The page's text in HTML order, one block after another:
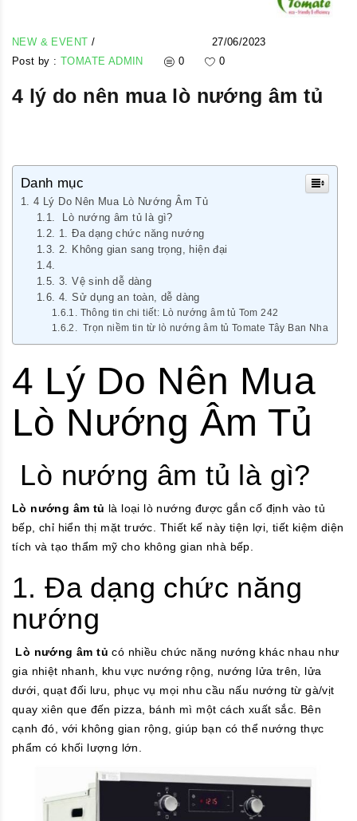
NEW & EVENT /
27/06/2023
Post by :TOMATE ADMIN 0 0
4 lý do nên mua lò nướng âm tủ
Danh mục
4 Lý Do Nên Mua Lò Nướng Âm Tủ
Lò nướng âm tủ là gì?
1. Đa dạng chức năng nướng
2. Không gian sang trọng, hiện đại
3. Vệ sinh dễ dàng
4. Sử dụng an toàn, dễ dàng
Thông tin chi tiết: Lò nướng âm tủ Tom 242
Trọn niềm tin từ lò nướng âm tủ Tomate Tây Ban Nha
4 Lý Do Nên Mua
Lò Nướng Âm Tủ
Lò nướng âm tủ là gì?
Lò nướng âm tủ là loại lò nướng được gắn cố định vào tủ
bếp, chỉ hiển thị mặt trước. Thiết kế này tiện lợi, tiết kiệm diện
tích và tạo thẩm mỹ cho không gian nhà bếp.
1. Đa dạng chức năng
nướng
Lò nướng âm tủ có nhiều chức năng nướng khác nhau như
gia nhiệt nhanh, khu vực nướng rộng, nướng lửa trên, lửa
dưới, quạt đối lưu, phục vụ mọi nhu cầu nấu nướng từ gà/vịt
quay xiên que đến pizza, bánh mì một cách xuất sắc. Bên
cạnh đó, với không gian rộng, giúp bạn có thể nướng thực
phẩm có khối lượng lớn.